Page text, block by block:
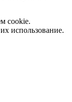
cookie.
использование.